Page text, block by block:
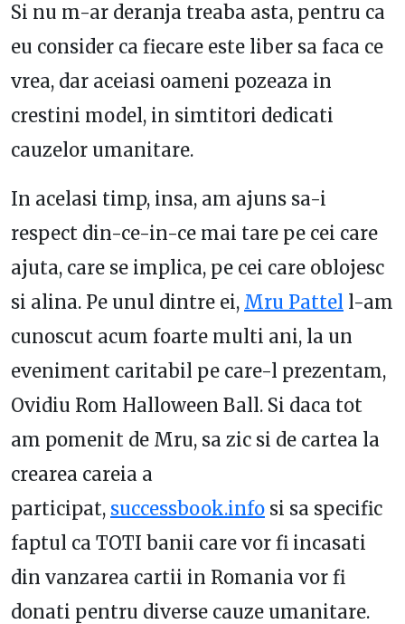
Si nu m-ar deranja treaba asta, pentru ca
eu consider ca fiecare este liber sa faca ce
vrea, dar aceiasi oameni pozeaza in
crestini model, in simtitori dedicati
cauzelor umanitare.
In acelasi timp, insa, am ajuns sa-i
respect din-ce-in-ce mai tare pe cei care
ajuta, care se implica, pe cei care oblojesc
si alina. Pe unul dintre ei, Mru Pattel l-am
cunoscut acum foarte multi ani, la un
eveniment caritabil pe care-l prezentam,
Ovidiu Rom Halloween Ball. Si daca tot
am pomenit de Mru, sa zic si de cartea la
crearea careia a
participat, successbook.info si sa specific
faptul ca TOTI banii care vor fi incasati
din vanzarea cartii in Romania vor fi
donati pentru diverse cauze umanitare.